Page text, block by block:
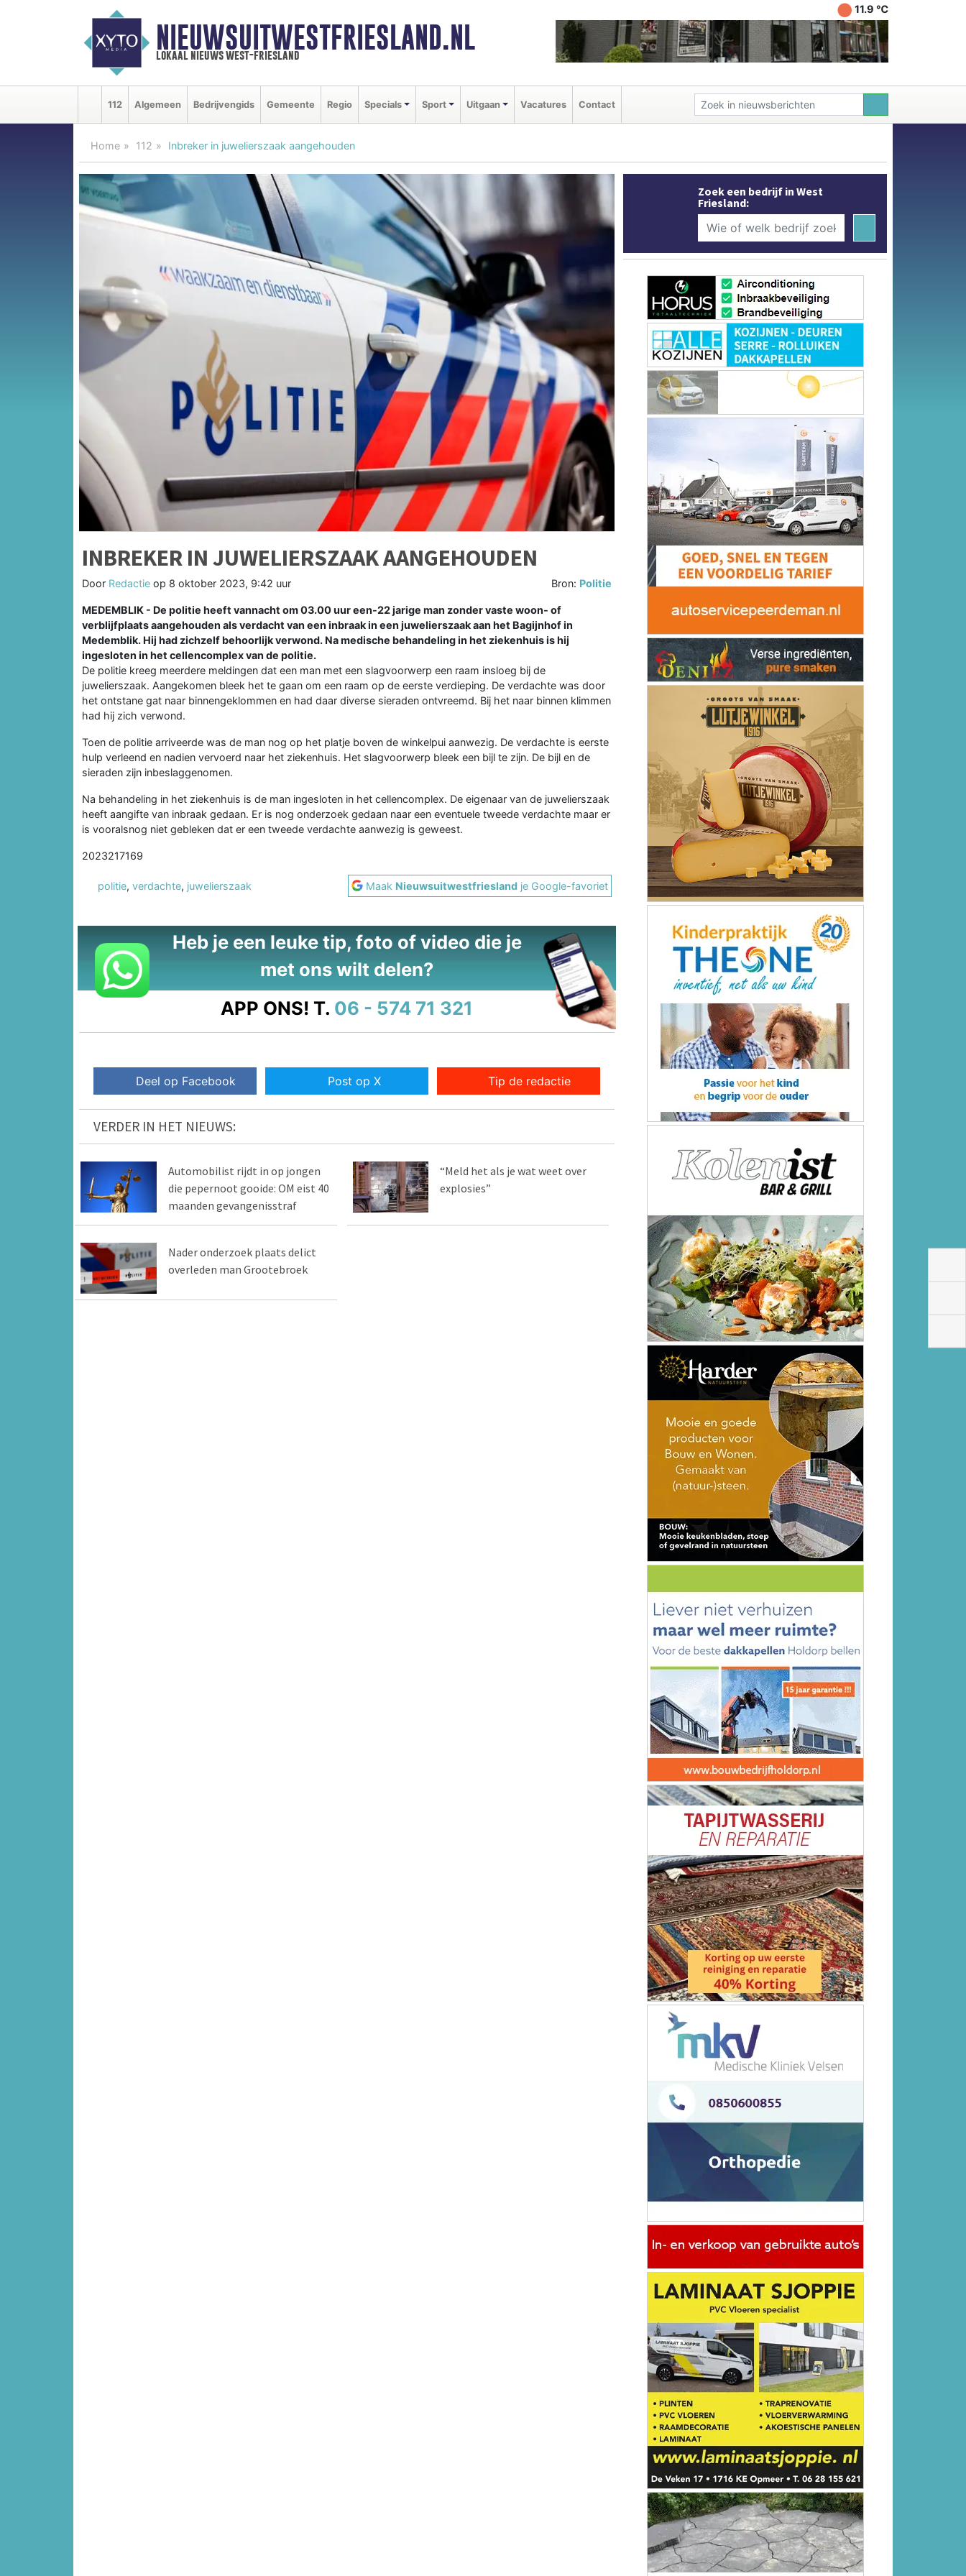
NIEUWSUITWESTFRIESLAND.NL
lokaal nieuws west-friesland
11.9 ℃
112 Algemeen Bedrijvengids Gemeente Regio Specials Sport Uitgaan Vacatures Contact
Home 112 Inbreker in juwelierszaak aangehouden
INBREKER IN JUWELIERSZAAK AANGEHOUDEN
Door Redactie op 8 oktober 2023, 9:42 uur Bron: Politie
MEDEMBLIK - De politie heeft vannacht om 03.00 uur een-22 jarige man zonder vaste woon- of
verblijfplaats aangehouden als verdacht van een inbraak in een juwelierszaak aan het Bagijnhof in
Medemblik. Hij had zichzelf behoorlijk verwond. Na medische behandeling in het ziekenhuis is hij
ingesloten in het cellencomplex van de politie.
De politie kreeg meerdere meldingen dat een man met een slagvoorwerp een raam insloeg bij de
juwelierszaak. Aangekomen bleek het te gaan om een raam op de eerste verdieping. De verdachte was door
het ontstane gat naar binnengeklommen en had daar diverse sieraden ontvreemd. Bij het naar binnen klimmen
had hij zich verwond.
Toen de politie arriveerde was de man nog op het platje boven de winkelpui aanwezig. De verdachte is eerste
hulp verleend en nadien vervoerd naar het ziekenhuis. Het slagvoorwerp bleek een bijl te zijn. De bijl en de
sieraden zijn inbeslaggenomen.
Na behandeling in het ziekenhuis is de man ingesloten in het cellencomplex. De eigenaar van de juwelierszaak
heeft aangifte van inbraak gedaan. Er is nog onderzoek gedaan naar een eventuele tweede verdachte maar er
is vooralsnog niet gebleken dat er een tweede verdachte aanwezig is geweest.
2023217169
politie, verdachte, juwelierszaak Maak Nieuwsuitwestfriesland je Google-favoriet
Heb je een leuke tip, foto of video die je
met ons wilt delen?
APP ONS! T. 06 - 574 71 321
Deel op Facebook Post op X Tip de redactie
VERDER IN HET NIEUWS:
Automobilist rijdt in op jongen
die pepernoot gooide: OM eist 40
maanden gevangenisstraf
“Meld het als je wat weet over
explosies”
Nader onderzoek plaats delict
overleden man Grootebroek
Zoek een bedrijf in West
Friesland: